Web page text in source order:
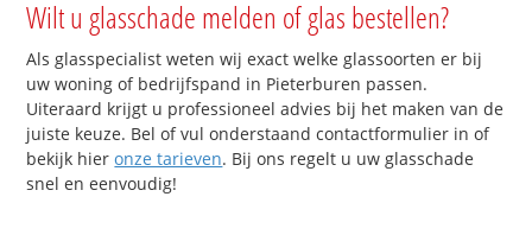
Wilt u glasschade melden of glas bestellen?
Als glasspecialist weten wij exact welke glassoorten er bij
uw woning of bedrijfspand in Pieterburen passen.
Uiteraard krijgt u professioneel advies bij het maken van de
juiste keuze. Bel of vul onderstaand contactformulier in of
bekijk hieronze tarieven. Bij ons regelt u uw glasschade
snel en eenvoudig!